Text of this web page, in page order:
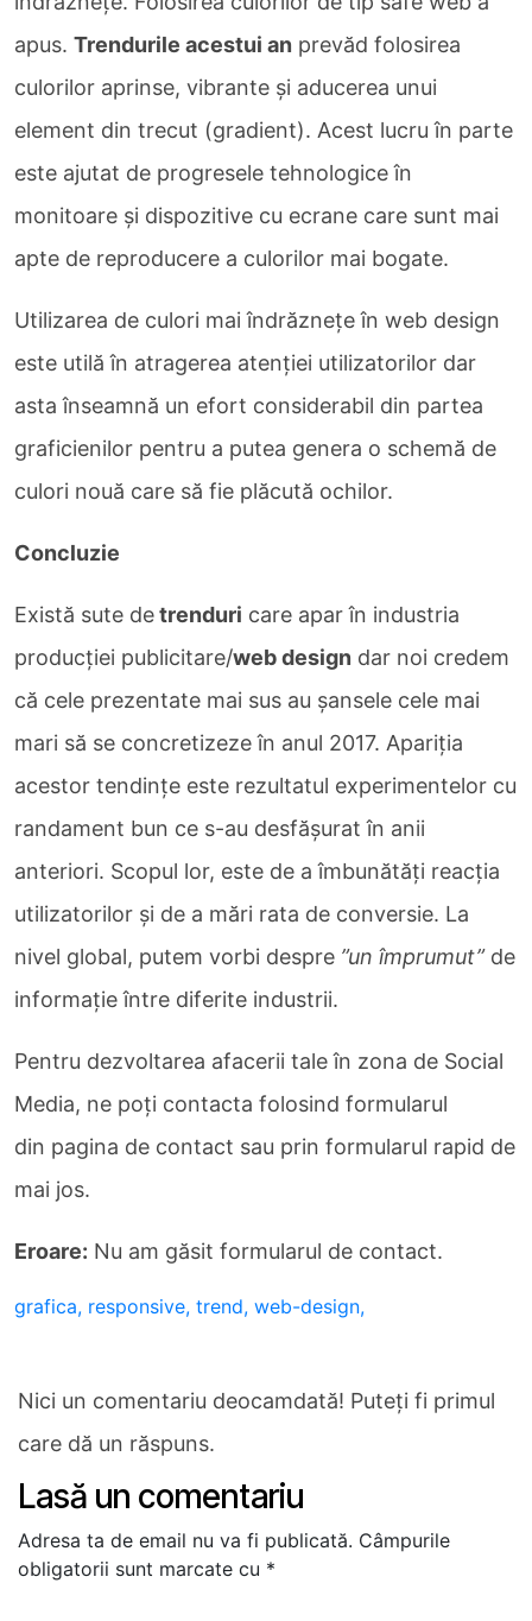
apus. Trendurile acestui an prevăd folosirea
culorilor aprinse, vibrante și aducerea unui
element din trecut (gradient). Acest lucru în parte
este ajutat de progresele tehnologice în
monitoare și dispozitive cu ecrane care sunt mai
apte de reproducere a culorilor mai bogate.
Utilizarea de culori mai îndrăznețe în web design
este utilă în atragerea atenției utilizatorilor dar
asta înseamnă un efort considerabil din partea
graficienilor pentru a putea genera o schemă de
culori nouă care să fie plăcută ochilor.
Concluzie
Există sute detrenduri care apar în industria
producției publicitare/web design dar noi credem
că cele prezentate mai sus au șansele cele mai
mari să se concretizeze în anul 2017. Apariția
acestor tendințe este rezultatul experimentelor cu
randament bun ce s-au desfășurat în anii
anteriori. Scopul lor, este de a îmbunătăți reacția
utilizatorilor și de a mări rata de conversie. La
nivel global, putem vorbi despre ”un împrumut”de
informație între diferite industrii.
Pentru dezvoltarea afacerii tale în zona de Social
Media, ne poți contacta folosind formularul
din pagina de contact sau prin formularul rapid de
mai jos.
Eroare: Nu am găsit formularul de contact.
grafica, responsive, trend, web-design,
Nici un comentariu deocamdată! Puteți fi primul
care dă un răspuns.
Lasă un comentariu
Adresa ta de email nu va fi publicată. Câmpurile
obligatorii sunt marcate cu *